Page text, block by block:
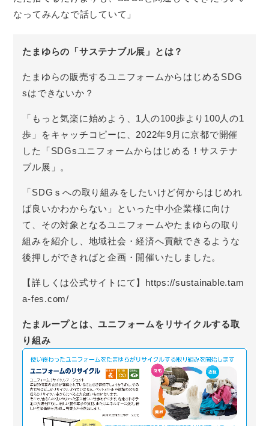
なってみんなで話していて」
たまゆらの「サステナブル展」とは？
たまゆらの販売するユニフォームからはじめるSDG
sはできないか？
「もっと気楽に始めよう、1人の100歩より100人の1
歩」をキャッチコピーに、2022年9月に京都で開催
した「SDGsユニフォームからはじめる！サステナ
ブル展」。
「SDGｓへの取り組みをしたいけど何からはじめれ
ば良いかわからない」といった中小企業様に向け
て、その対象となるユニフォームやたまゆらの取り
組みを紹介し、地域社会・経済へ貢献できるような
後押しができればと企画・開催いたしました。
【詳しくは公式サイトにて】 https://sustainable.tam
a-fes.com/
たまループとは、ユニフォームをリサイクルする取
り組み